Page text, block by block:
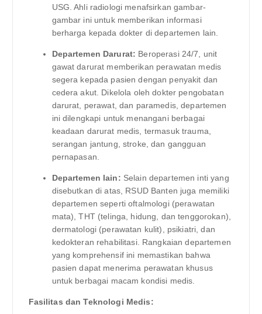
USG. Ahli radiologi menafsirkan gambar-
gambar ini untuk memberikan informasi
berharga kepada dokter di departemen lain.
Departemen Darurat: Beroperasi 24/7, unit
gawat darurat memberikan perawatan medis
segera kepada pasien dengan penyakit dan
cedera akut. Dikelola oleh dokter pengobatan
darurat, perawat, dan paramedis, departemen
ini dilengkapi untuk menangani berbagai
keadaan darurat medis, termasuk trauma,
serangan jantung, stroke, dan gangguan
pernapasan.
Departemen lain: Selain departemen inti yang
disebutkan di atas, RSUD Banten juga memiliki
departemen seperti oftalmologi (perawatan
mata), THT (telinga, hidung, dan tenggorokan),
dermatologi (perawatan kulit), psikiatri, dan
kedokteran rehabilitasi. Rangkaian departemen
yang komprehensif ini memastikan bahwa
pasien dapat menerima perawatan khusus
untuk berbagai macam kondisi medis.
Fasilitas dan Teknologi Medis: